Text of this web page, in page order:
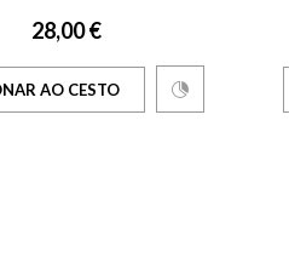
28,00 €
AO CESTO